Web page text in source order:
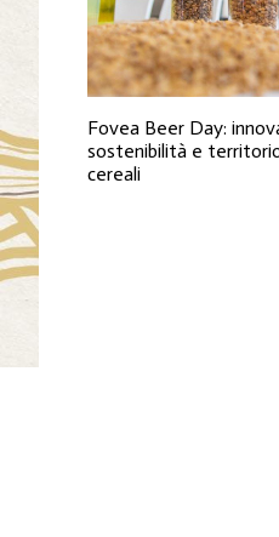
Fovea Beer Day:
sostenibilità e
cereali